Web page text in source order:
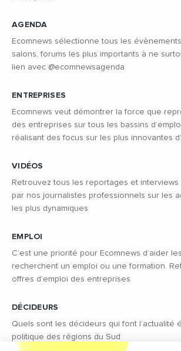
AGENDA
Ecomnews sélectionne tous les
salons, forums les plus importants à ne
lien avec @ecomnewsagenda
ENTREPRISES
Ecomnews veut démontrer la force que
des entreprises sur tous les bassins
réalisant des focus sur les plus innovantes
VIDÉOS
Retrouvez tous les reportages et
par nos journalistes professionnels sur les
les plus dynamiques
EMPLOI
C’est une priorité pour Ecomnews d’aider
recherchent un emploi ou une formation.
offres d’emploi des entreprises
DÉCIDEURS
Quels sont les décideurs qui font l’actualité
politique des régions du Sud